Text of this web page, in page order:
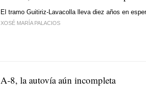
El tramo Guitiriz-Lavacolla lleva diez años en
XOSÉ MARÍA PALACIOS
A-8, la autovía aún incompleta